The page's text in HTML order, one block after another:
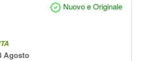
Nuovo e Originale
Agosto